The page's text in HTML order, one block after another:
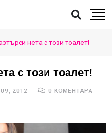
нета с този тоалет!
с този тоалет!
09, 2012
0 КОМЕНТАРА